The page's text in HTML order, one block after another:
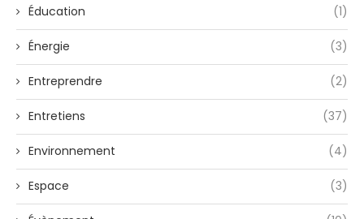
Éducation (1)
Énergie (3)
Entreprendre (2)
Entretiens (37)
Environnement (4)
Espace (3)